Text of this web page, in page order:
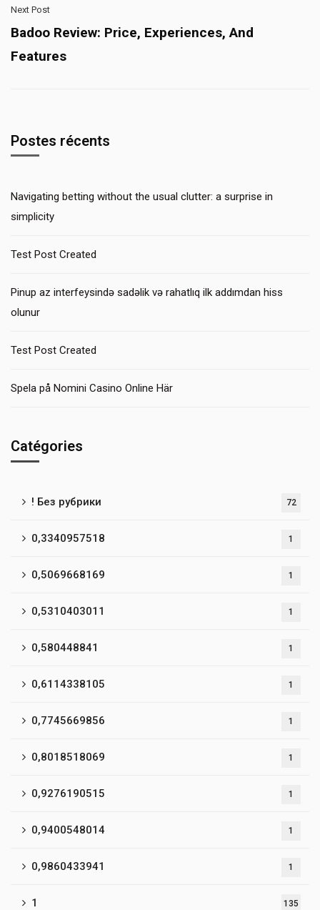
Next Post
Badoo Review: Price, Experiences, And
Features
Postes récents
Navigating betting without the usual clutter: a surprise in
simplicity
Test Post Created
Pinup az interfeysində sadəlik və rahatlıq ilk addımdan hiss
olunur
Test Post Created
Spela på Nomini Casino Online Här
Catégories
! Без рубрики 72
0,3340957518 1
0,5069668169 1
0,5310403011 1
0,580448841 1
0,6114338105 1
0,7745669856 1
0,8018518069 1
0,9276190515 1
0,9400548014 1
0,9860433941 1
1 135